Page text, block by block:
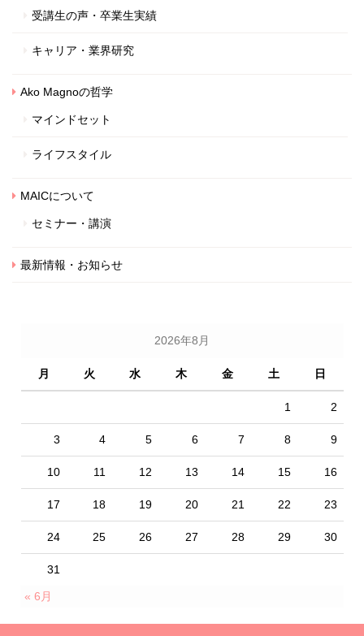
受講生の声・卒業生実績
キャリア・業界研究
Ako Magnoの哲学
マインドセット
ライフスタイル
MAICについて
セミナー・講演
最新情報・お知らせ
2026年8月
月 火 水 木 金 土 日
1 2
3 4 5 6 7 8 9
10 11 12 13 14 15 16
17 18 19 20 21 22 23
24 25 26 27 28 29 30
31
« 6月